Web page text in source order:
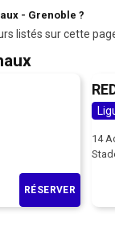
- Grenoble ?
listés sur cette
RÉSERVER
14